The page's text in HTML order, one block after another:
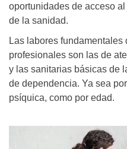
oportunidades de acceso
de la sanidad.
Las labores
profesionales son las de
y las sanitarias básicas de
de dependencia. Ya sea
psíquica, como por edad.